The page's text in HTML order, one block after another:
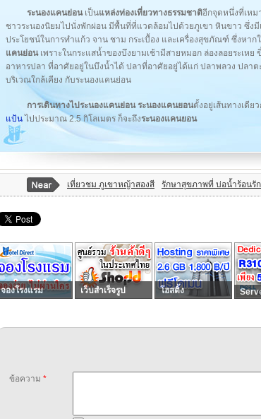
ระนองแคนย่อนเป็นแหล่งท่องเที่ยวทางธรรมชาติอีกจุดหนึ่งที่เหม
ชาวระนองนิยมไปนั่งพักผ่อน มีพื้นที่ที่แวดล้อมไปด้วยภูเขา หินขาว ซึ่
ประโยชน์ในการทำแก้ว จาน ชาม กระเบื้อง และเครื่องสุขภัณฑ์ ซึ่งหา
แคนย่อนเพราะในกระแสน้ำของบึงยามเช้ามีสายหมอก ล่องลอยระเห
อาหารปลา ที่อาศัยอยู่ในบึงน้ำได้ ปลาที่อาศัยอยู่ได้แก่ ปลาพลวง ปลา
บริเวณใกล้เคียง กับระนองแคนย่อน
การเดินทางไประนองแคนย่อน ระนองแคนยอนตั้งอยู่เส้นทางเดีย
แป้นไปประมาณ 2.5 กิโลเมตร ก็จะถึงระนองแคนยอน
เที่ยวชม ภูเขาหญ้าสองสี รักษาสุขภาพที่ บ่อน้ำร้อนรั
จองโรงแรม เว็บสำเร็จรูป โฮสติ้ง
ข้อความ *